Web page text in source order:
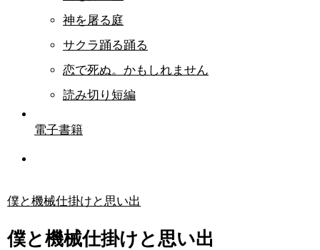
神を屠る庭
サクラ踊る踊る
恋で死ぬ。かもしれません
読み切り短編
電子書籍
僕と機械仕掛けと思い出
僕と機械仕掛けと思い出